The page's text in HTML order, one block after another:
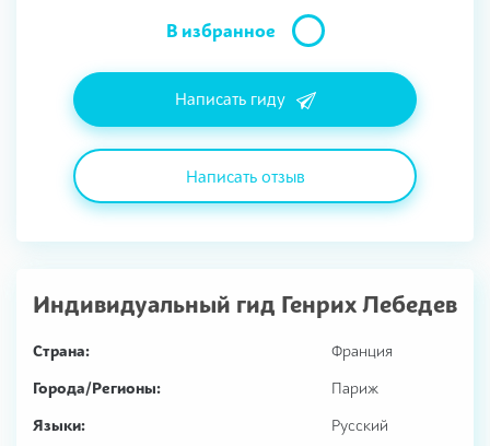
В избранное
Написать гиду
Написать отзыв
Индивидуальный гид Генрих Лебедев
Страна:
Франция
Города/Регионы:
Париж
Языки:
Русский